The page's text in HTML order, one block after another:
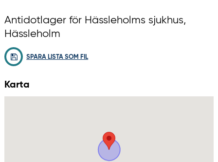
Antidotlager för Hässleholms sjukhus,
Hässleholm
SPARA LISTA SOM FIL
Karta